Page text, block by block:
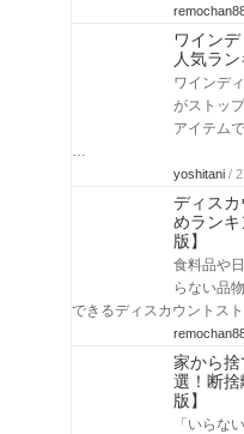
ワイン
人気ラ
ワインデ
がストッ
アイテム
…
yoshitani /
ディス
めラン
版】
食料品や
らない品
できるディスカウントス
家から捨
選！断
版】
「いらな